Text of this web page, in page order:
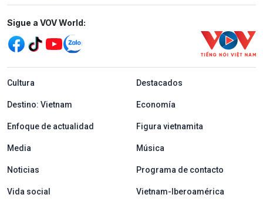
Mạng xã hội
Sigue a VOV World:
menu footer tiếng Tây ban nha
Cultura Destacados
Destino: Vietnam Economía
Enfoque de actualidad Figura vietnamita
Media Música
Noticias Programa de contacto
Vida social Vietnam-Iberoamérica